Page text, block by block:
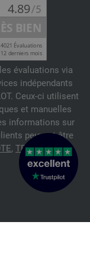
évaluations via
indépendants
Ceux-ci utilisent
et manuelles
informations sur
peuvent être
, TRUSTPILOT